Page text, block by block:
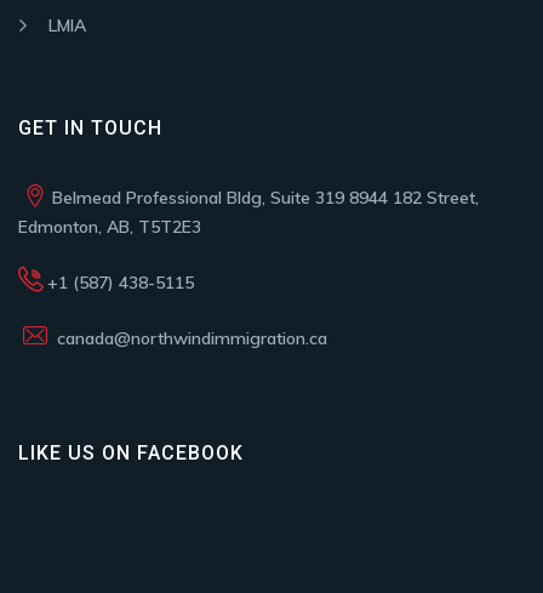
LMIA
GET IN TOUCH
Belmead Professional Bldg, Suite 319 8944 182 Street,
Edmonton, AB, T5T2E3
+1 (587) 438-5115
canada@northwindimmigration.ca
LIKE US ON FACEBOOK